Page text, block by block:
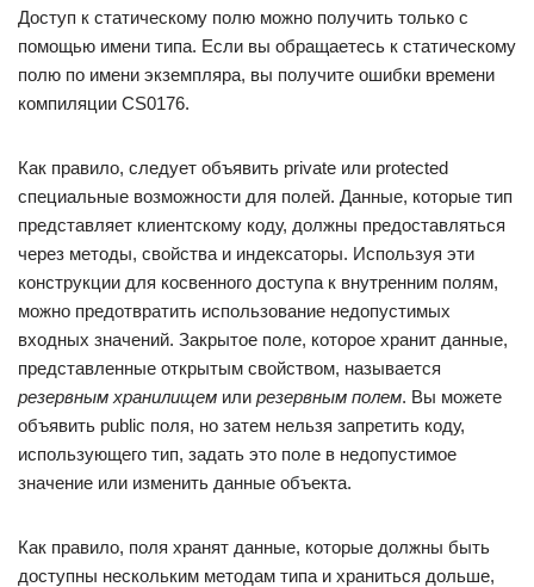
Доступ к статическому полю можно получить только с
помощью имени типа. Если вы обращаетесь к статическому
полю по имени экземпляра, вы получите ошибки времени
компиляции CS0176.
Как правило, следует объявить private или protected
специальные возможности для полей. Данные, которые тип
представляет клиентскому коду, должны предоставляться
через методы, свойства и индексаторы. Используя эти
конструкции для косвенного доступа к внутренним полям,
можно предотвратить использование недопустимых
входных значений. Закрытое поле, которое хранит данные,
представленные открытым свойством, называется
резервным хранилищем или резервным полем. Вы можете
объявить public поля, но затем нельзя запретить коду,
использующего тип, задать это поле в недопустимое
значение или изменить данные объекта.
Как правило, поля хранят данные, которые должны быть
доступны нескольким методам типа и храниться дольше,